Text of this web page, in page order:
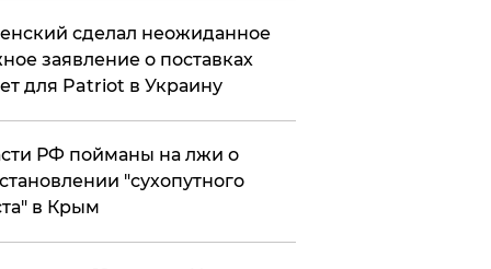
сделал неожиданное
заявление о поставках
для Patriot в Украину
РФ пойманы на лжи о
"сухопутного
в Крым